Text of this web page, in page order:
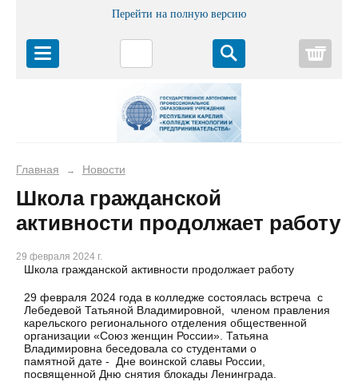
Перейти на полную версию
Главная → Новости
Школа гражданской
активности продолжает работу
29 февраля 2024 г.
Школа гражданской активности продолжает работу
29 февраля 2024 года в колледже состоялась встреча с
Лебедевой Татьяной Владимировной, членом правления
карельского регионального отделения общественной
организации «Союз женщин России». Татьяна
Владимировна беседовала со студентами о
памятной дате - Дне воинской славы России,
посвященной Дню снятия блокады Ленинграда.